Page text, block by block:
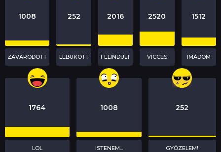
1008
ZAVARODOTT
252
LEBUKOTT
2016
FELINDULT
2520
VICCES
1512
IMÁDOM
1764
LOL
1008
ISTENEM...
252
GYŐZELEM!